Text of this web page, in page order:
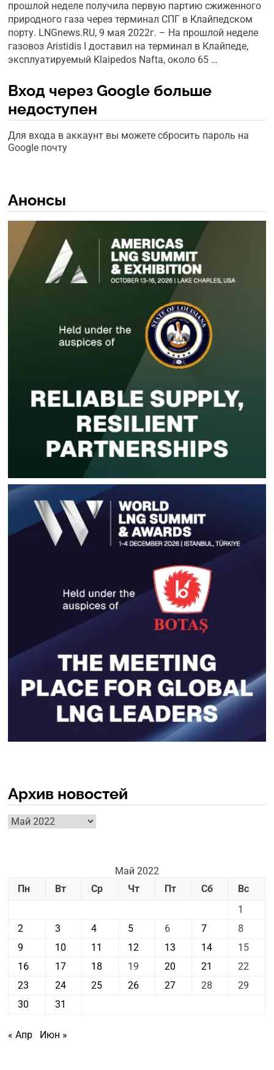
прошлой неделе получила первую партию сжиженного
природного газа через терминал СПГ в Клайпедском
порту. LNGnews.RU, 9 мая 2022г. – На прошлой неделе
газовоз Aristidis I доставил на терминал в Клайпеде,
эксплуатируемый Klaipedos Nafta, около 65 …
Вход через Google больше
недоступен
Для входа в аккаунт вы можете сбросить пароль на
Google почту
Анонсы
Архив новостей
Архив
новостей
Май 2022
Пн
Вт Ср Чт Пт Сб
Вс
1
2
3 4 5 6 7
8
9
10 11 12 13 14
15
16
17 18 19 20 21
22
23
24 25 26 27 28
29
30
31
« Апр Июн »